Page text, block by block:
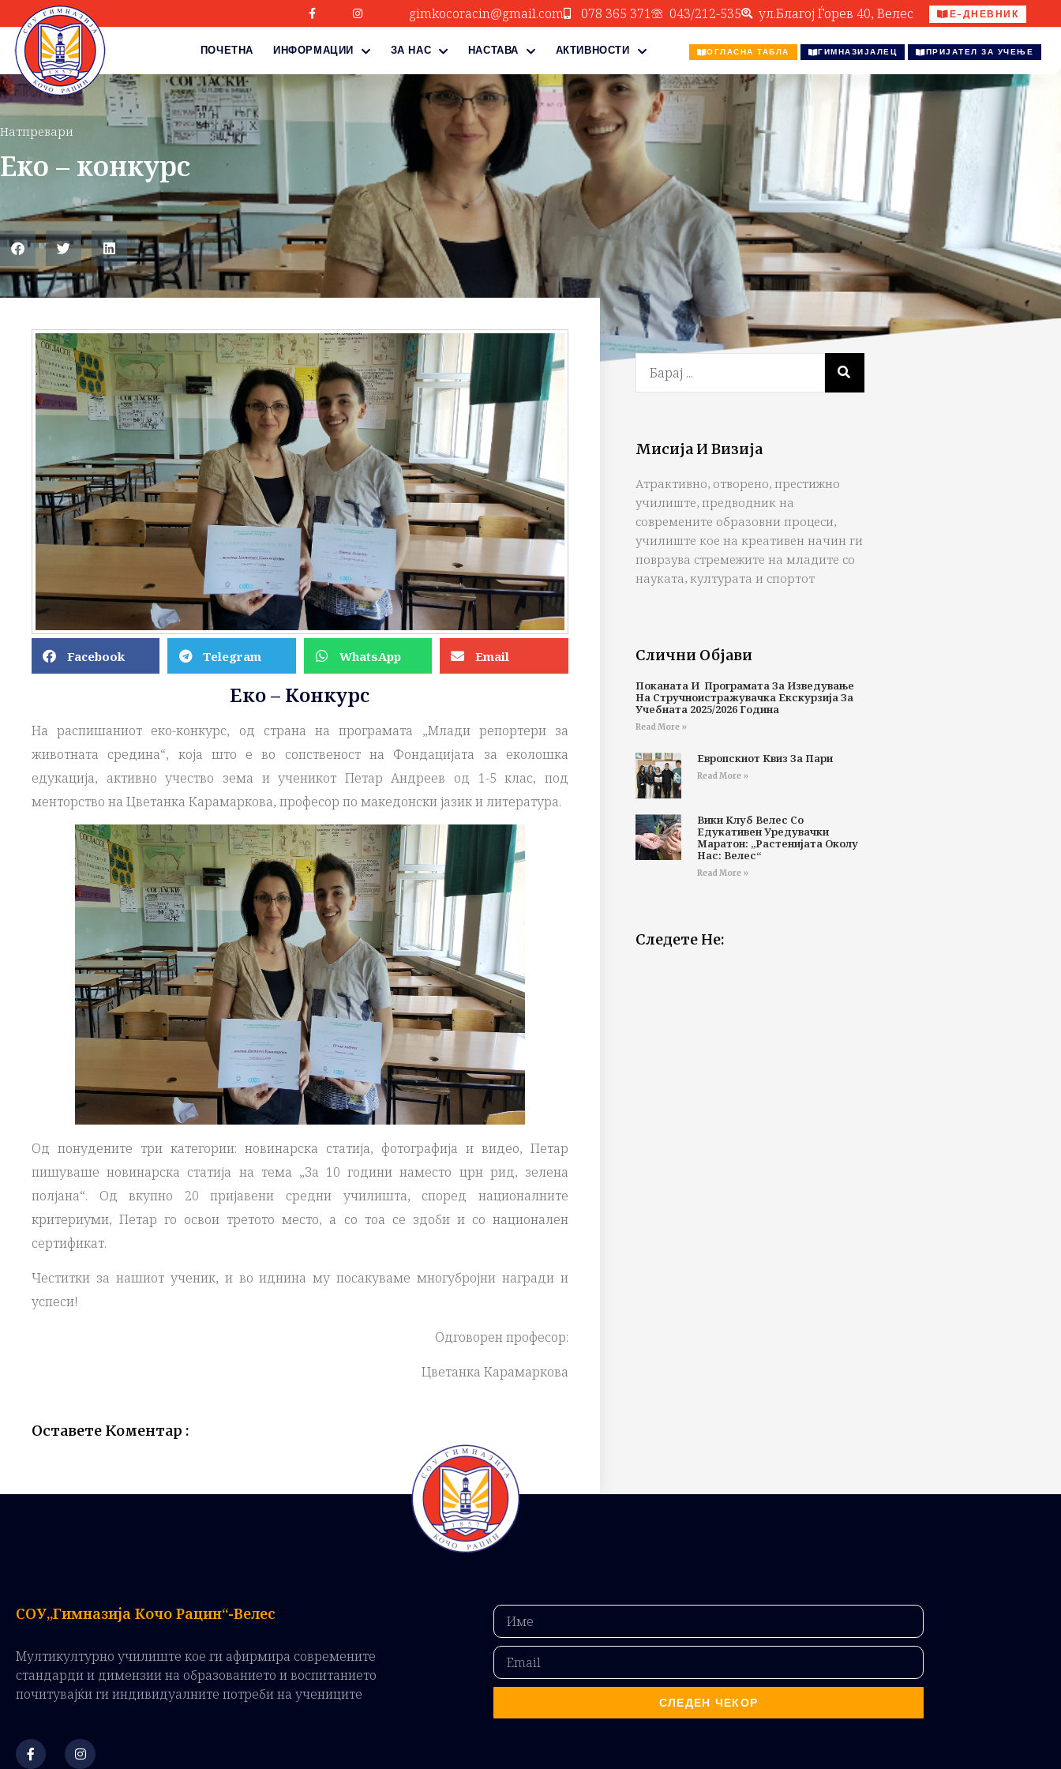
gimkocoracin@gmail.com 078 365 371 043/212-535 ул.Благој Ѓорев 40, Велес Е-ДНЕВНИК
ПОЧЕТНА ИНФОРМАЦИИ ЗА НАС НАСТАВА АКТИВНОСТИ ОГЛАСНА ТАБЛА ГИМНАЗИЈАЛЕЦ ПРИЈАТЕЛ ЗА УЧЕЊЕ
Натпревари
Еко – конкурс
Facebook Telegram WhatsApp Email
Еко – Конкурс
На распишаниот еко-конкурс, од страна на програмата „Млади репортери за
животната средина“, која што е во сопственост на Фондацијата за еколошка
едукација, активно учество зема и ученикот Петар Андреев од 1-5 клас, под
менторство на Цветанка Карамаркова, професор по македонски јазик и литература.
Од понудените три категории: новинарска статија, фотографија и видео, Петар
пишуваше новинарска статија на тема „За 10 години наместо црн рид, зелена
полјана“. Од вкупно 20 пријавени средни училишта, според националните
критериуми, Петар го освои третото место, а со тоа се здоби и со национален
сертификат.
Честитки за нашиот ученик, и во иднина му посакуваме многубројни награди и
успеси!
Одговорен професор:
Цветанка Карамаркова
Оставете Коментар :
Мисија И Визија
Атрактивно, отворено, престижно
училиште, предводник на
современите образовни процеси,
училиште кое на креативен начин ги
поврзува стремежите на младите со
науката, културата и спортот
Слични Објави
Поканата И Програмата За Изведување
На Стручноистражувачка Екскурзија За
Учебната 2025/2026 Година
Read More »
Европскиот Квиз За Пари
Read More »
Вики Клуб Велес Со
Едукативен Уредувачки
Маратон: „Растенијата Околу
Нас: Велес“
Read More »
Следете Не:
СОУ„Гимназија Кочо Рацин“-Велес
Мултикултурно училиште кое ги афирмира современите
стандарди и димензии на образованието и воспитанието
почитувајќи ги индивидуалните потреби на учениците
СЛЕДЕН ЧЕКОР